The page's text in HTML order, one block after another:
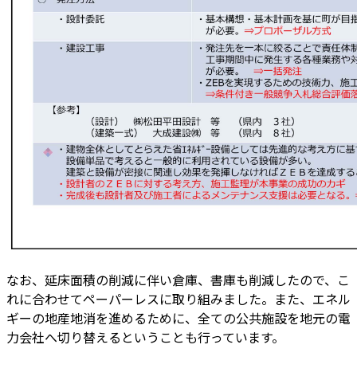
なお、延床面積の削減に伴い倉庫、書庫も削減したので、こ
れに合わせてペーパーレスに取り組みました。また、エネル
ギーの地産地消を進めるために、全ての公共施設を地元の電
力会社へ切り替えるということも行っています。